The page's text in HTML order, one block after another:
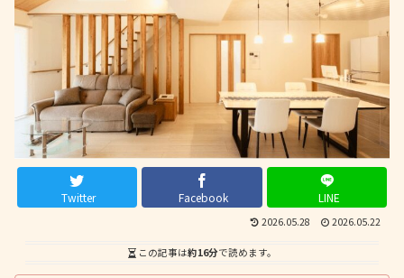
Twitter Facebook LINE
2026.05.28 2026.05.22
この記事は約16分で読めます。